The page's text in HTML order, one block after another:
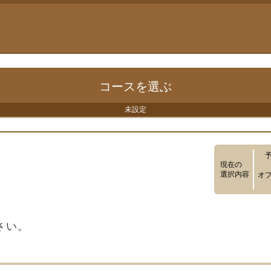
コースを選ぶ
未設定
現在の
選択内容
オ
。